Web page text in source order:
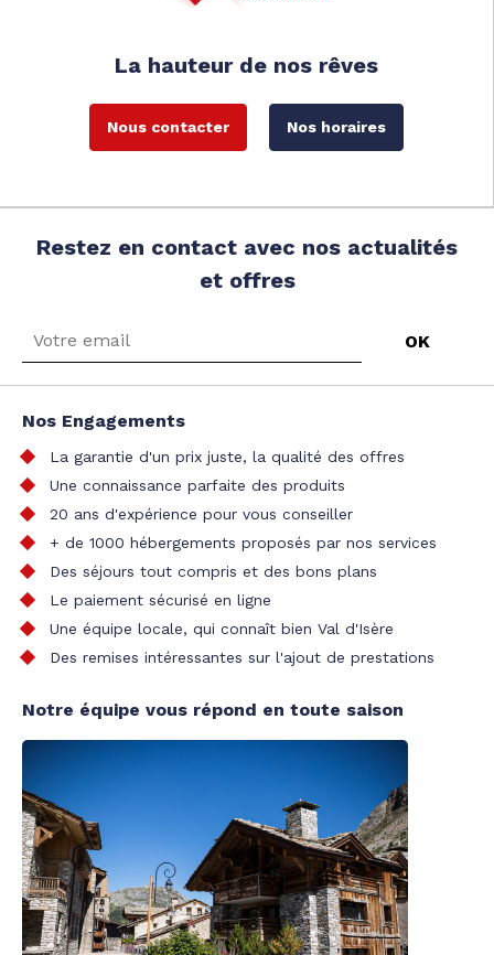
La hauteur de nos rêves
Nous contacter Nos horaires
Restez en contact avec nos actualités
et offres
Nos Engagements
La garantie d'un prix juste, la qualité des offres
Une connaissance parfaite des produits
20 ans d'expérience pour vous conseiller
+ de 1000 hébergements proposés par nos services
Des séjours tout compris et des bons plans
Le paiement sécurisé en ligne
Une équipe locale, qui connaît bien Val d'Isère
Des remises intéressantes sur l'ajout de prestations
Notre équipe vous répond en toute saison